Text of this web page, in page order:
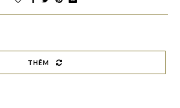
THÊM